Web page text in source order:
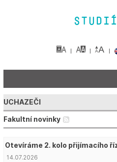
studií
UCHAZEČI
Fakultní novinky
Otevíráme 2. kolo přijímacího
14.07.2026